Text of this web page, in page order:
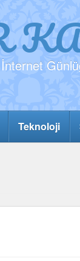
İnternet
Teknoloji